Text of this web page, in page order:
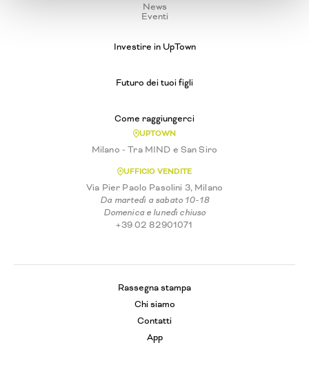
News
Eventi
Investire in UpTown
Futuro dei tuoi figli
Come raggiungerci
UPTOWN
Milano - Tra MIND e San Siro
UFFICIO VENDITE
Via Pier Paolo Pasolini 3, Milano
Da martedì a sabato 10-18
Domenica e lunedì chiuso
+39 02 82901071
Rassegna stampa
Chi siamo
Contatti
App